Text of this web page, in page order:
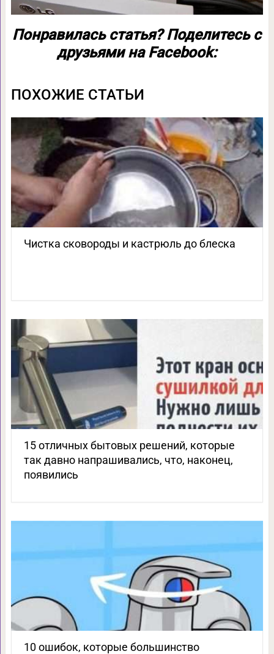
Понравилась статья? Поделитесь с
друзьями на Facebook:
ПОХОЖИЕ СТАТЬИ
Чистка сковороды и кастрюль до блеска
15 отличных бытовых решений, которые
так давно напрашивались, что, наконец,
появились
10 ошибок, которые большинство